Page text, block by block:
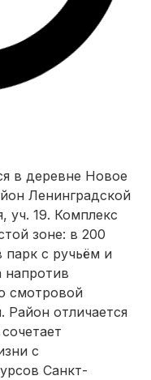
в деревне Новое
Ленинградской
уч. 19. Комплекс
зоне: в 200
парк с ручьём и
смотровой
отличается
с
Санкт-